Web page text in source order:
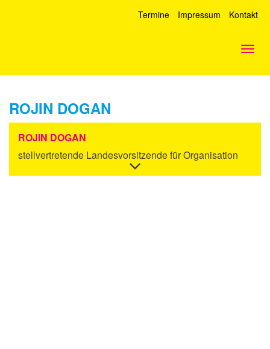
Termine Impressum Kontakt
ROJIN DOGAN
ROJIN DOGAN
stellvertretende Landesvorsitzende für Organisation
Informationen
ein-/ausblenden